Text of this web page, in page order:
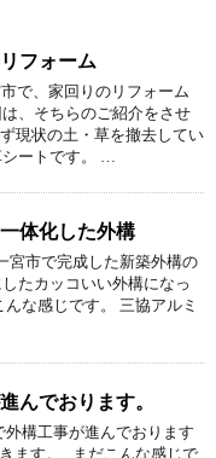
フォーム
で、家回りのリフォーム
、そちらのご紹介をさせ
現状の土・草を撤去してい
シートです。 …
体化した外構
宮市で完成した新築外構の
たカッコいい外構になっ
な感じです。 三協アルミ
んでおります。
構工事が進んでおります
ます。 まだこんな感じで